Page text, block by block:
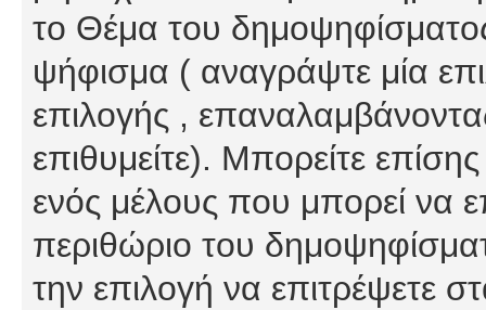
το Θέμα του
ψήφισμα ( αναγράψτε μία
επιλογής ,
επιθυμείτε). Μπορείτε
ενός μέλους που μπορεί να
περιθώριο του
την επιλογή να επιτρέψετε